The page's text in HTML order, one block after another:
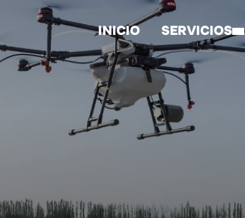
INICIO SERVICIOS